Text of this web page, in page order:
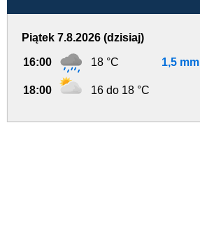
Piątek 7.8.2026 (dzisiaj)
16:00 18 °C 1,5 mm
18:00 16 do 18 °C